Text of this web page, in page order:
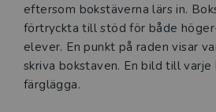
eftersom bokstäverna lärs in.
förtryckta till stöd för både
elever. En punkt på raden visar
skriva bokstaven. En bild till